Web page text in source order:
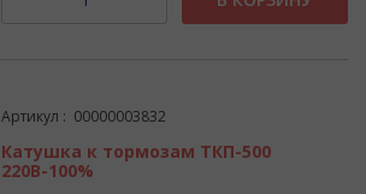
Артикул : 00000003832
Катушка к тормозам ТКП-500
220В-100%